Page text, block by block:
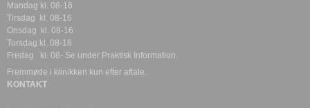
Mandag kl. 08-16
Tirsdag kl. 08-16
Onsdag kl. 08-16
Torsdag kl. 08-16
Fredag kl. 08- Se under Praktisk Information.
Fremmøde i klinikken kun efter aftale.
KONTAKT